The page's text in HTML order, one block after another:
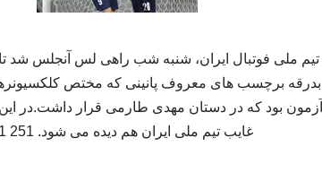
ملی فوتبال ایران، شنبه شب راهی لس آنجلس شد
بدرقه برچسب های معروف پانینی که مختص
بود که در دستان مهدی طارمی قرار داشت.در این
غایب تیم ملی ایران هم دیده می شود. 251 251